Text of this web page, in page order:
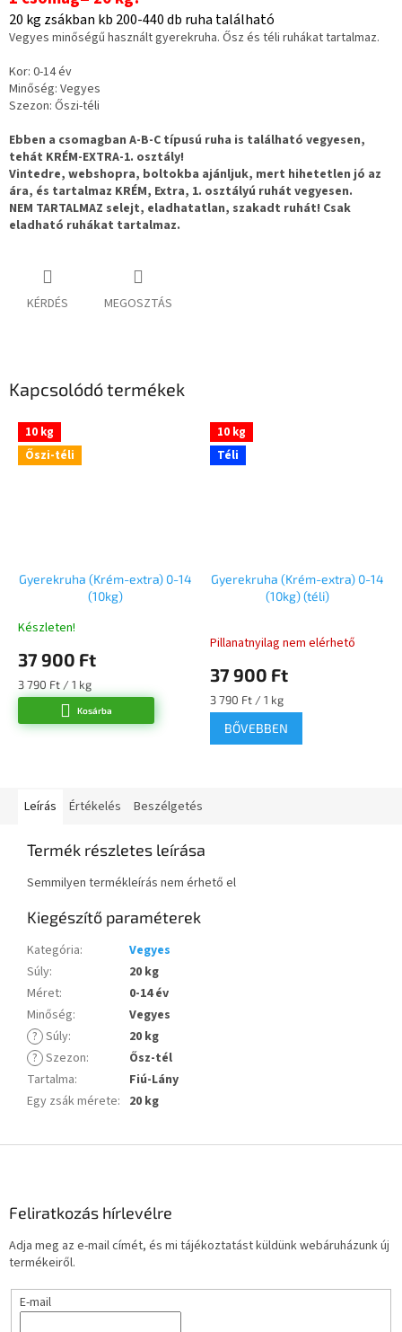
20 kg zsákban kb 200-440 db ruha található
Vegyes minőségű használt gyerekruha. Ősz és téli ruhákat tartalmaz.
Kor: 0-14 év
Minőség: Vegyes
Szezon: Őszi-téli
Ebben a csomagban A-B-C típusú ruha is található vegyesen,
tehát KRÉM-EXTRA-1. osztály!
Vintedre, webshopra, boltokba ajánljuk, mert hihetetlen jó az
ára, és tartalmaz KRÉM, Extra, 1. osztályú ruhát vegyesen.
NEM TARTALMAZ selejt, eladhatatlan, szakadt ruhát! Csak
eladható ruhákat tartalmaz.
KÉRDÉS MEGOSZTÁS
Kapcsolódó termékek
10 kg
Őszi-téli
Gyerekruha (Krém-extra) 0-14
(10kg)
A
átlagos
értékelése
5-
5,0
Készleten!
37 900 Ft
Egységár:
3 790 Ft / 1 kg
Kosárba
10 kg
Téli
Gyerekruha (Krém-extra) 0-14
(10kg) (téli)
Pillanatnyilag nem elérhető
37 900 Ft
Egységár:
3 790 Ft / 1 kg
BŐVEBBEN
Leírás Értékelés Beszélgetés
Termék részletes leírása
Semmilyen termékleírás nem érhető el
Kiegészítő paraméterek
Kategória:
Vegyes
Súly:
20 kg
Méret:
0-14 év
Minőség:
Vegyes
? Súly:
20 kg
? Szezon:
Ősz-tél
Tartalma:
Fiú-Lány
Egy zsák mérete: 20 kg
Feliratkozás hírlevélre
Adja meg az e-mail címét, és mi tájékoztatást küldünk webáruházunk új
termékeiről.
E-mail